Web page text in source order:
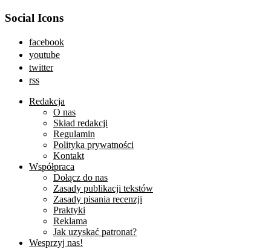
Social Icons
facebook
youtube
twitter
rss
Redakcja
O nas
Skład redakcji
Regulamin
Polityka prywatności
Kontakt
Współpraca
Dołącz do nas
Zasady publikacji tekstów
Zasady pisania recenzji
Praktyki
Reklama
Jak uzyskać patronat?
Wesprzyj nas!